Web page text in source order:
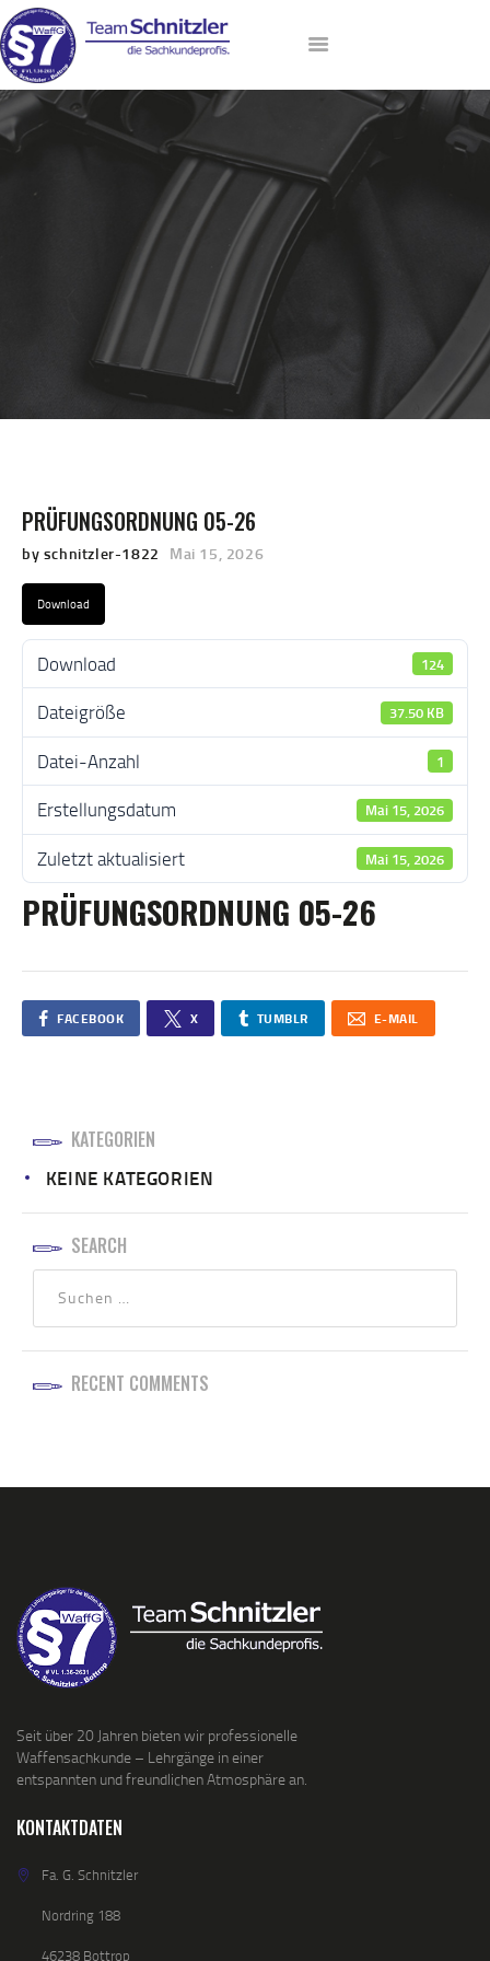
ANMELDUNG
AKTUELLE TERMINE
LEHRGANGSANGEBOT
DAS TEAM
VIP-LOUNGE
KONTAKT
PRÜFUNGSORDNUNG 05-26
by schnitzler-1822 Mai 15, 2026
Download
Download 124
Dateigröße 37.50 KB
Datei-Anzahl 1
Erstellungsdatum Mai 15, 2026
Zuletzt aktualisiert Mai 15, 2026
PRÜFUNGSORDNUNG 05-26
FACEBOOK X TUMBLR E-MAIL
KATEGORIEN
KEINE KATEGORIEN
SEARCH
RECENT COMMENTS
Seit über 20 Jahren bieten wir professionelle
Waffensachkunde – Lehrgänge in einer
entspannten und freundlichen Atmosphäre an.
KONTAKTDATEN
Fa. G. Schnitzler
Nordring 188
46238 Bottrop